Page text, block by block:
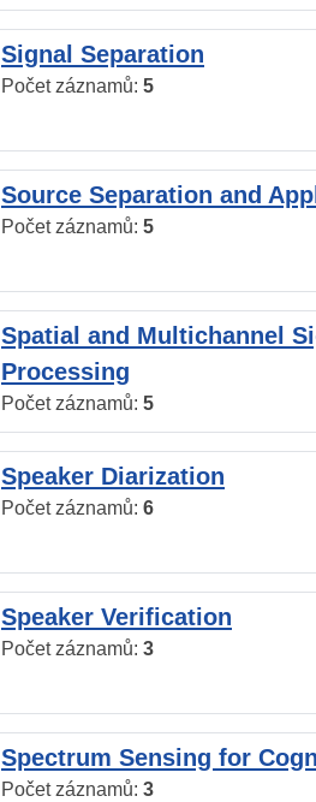
Signal Separation
Počet záznamů: 5
Source Separation and
Počet záznamů: 5
Spatial and Multichannel
Processing
Počet záznamů: 5
Speaker Diarization
Počet záznamů: 6
Speaker Verification
Počet záznamů: 3
Spectrum Sensing for
Počet záznamů: 3